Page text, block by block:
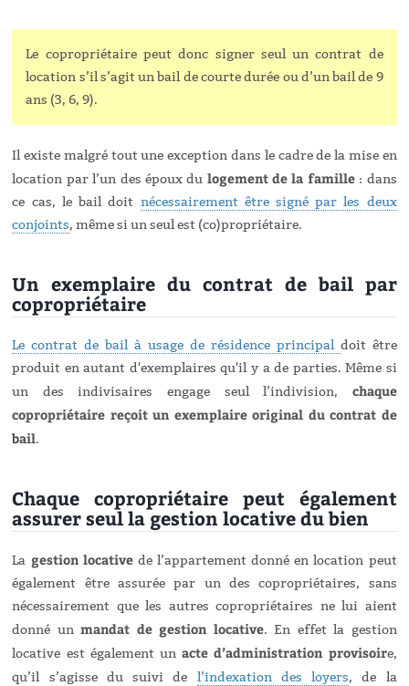
Le copropriétaire peut donc signer seul un contrat de
location s’il s’agit un bail de courte durée ou d’un bail de 9
ans (3, 6, 9).
Il existe malgré tout une exception dans le cadre de la mise en
location par l’un des époux du logement de la famille: dans
ce cas, le bail doit nécessairement être signé par les deux
conjoints, même si un seul est (co)propriétaire.
Un exemplaire du contrat de bail par
copropriétaire
Le contrat de bail à usage de résidence principal doit être
produit en autant d'exemplaires qu'il y a de parties. Même si
un des indivisaires engage seul l’indivision, chaque
copropriétaire reçoit un exemplaire original du contrat de
bail.
Chaque copropriétaire peut également
assurer seul la gestion locative du bien
La gestion locativede l’appartement donné en location peut
également être assurée par un des copropriétaires, sans
nécessairement que les autres copropriétaires ne lui aient
donné unmandat de gestion locative. En effet la gestion
locative est également unacte d’administration provisoire,
qu’il s’agisse du suivi de l’indexation des loyers, de la